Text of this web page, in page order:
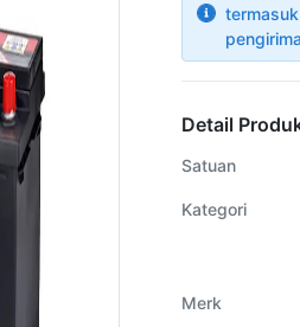
Detail
Satuan
Kategori
Merk